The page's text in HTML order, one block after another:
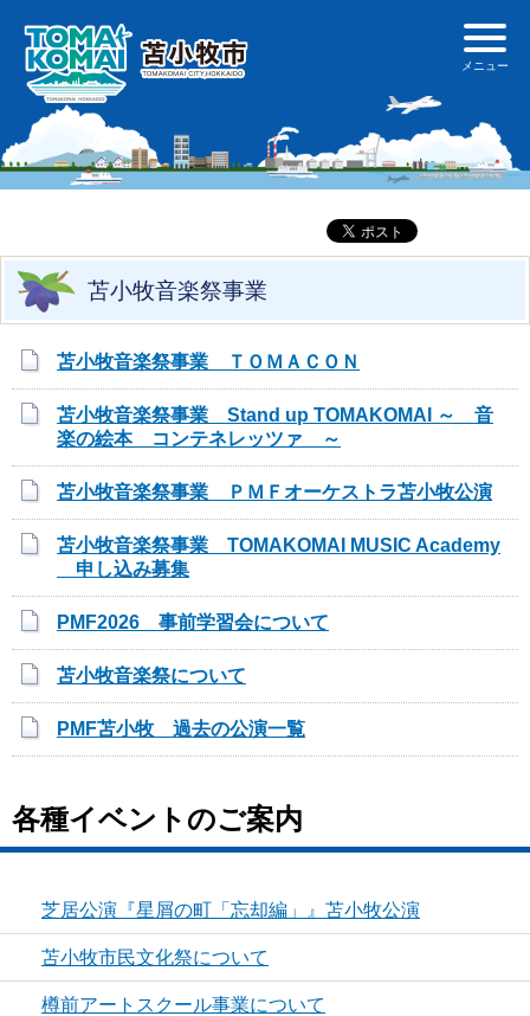
苫小牧音楽祭事業
苫小牧音楽祭事業 ＴＯＭＡＣＯＮ
苫小牧音楽祭事業 Stand up TOMAKOMAI ～ 音
楽の絵本 コンテネレッツァ ～
苫小牧音楽祭事業 ＰＭＦオーケストラ苫小牧公演
苫小牧音楽祭事業 TOMAKOMAI MUSIC Academy
申し込み募集
PMF2026 事前学習会について
苫小牧音楽祭について
PMF苫小牧 過去の公演一覧
各種イベントのご案内
芝居公演『星屑の町「忘却編」』苫小牧公演
苫小牧市民文化祭について
樽前アートスクール事業について